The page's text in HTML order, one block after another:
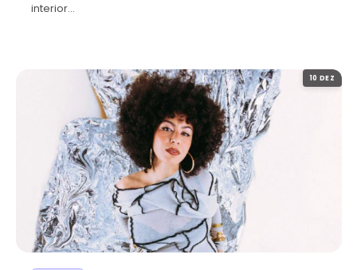
interior…
10 DEZ